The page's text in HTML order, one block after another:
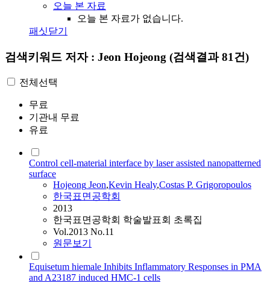
오늘 본 자료
오늘 본 자료가 없습니다.
패싯닫기
검색키워드 저자 : Jeon Hojeong (검색결과 81건)
전체선택
무료
기관내 무료
유료
Control cell-material interface by laser assisted nanopatterned
surface
Hojeong Jeon,Kevin Healy,Costas P. Grigoropoulos
한국표면공학회
2013
한국표면공학회 학술발표회 초록집
Vol.2013 No.11
원문보기
Equisetum hiemale Inhibits Inflammatory Responses in PMA
and A23187 induced HMC-1 cells